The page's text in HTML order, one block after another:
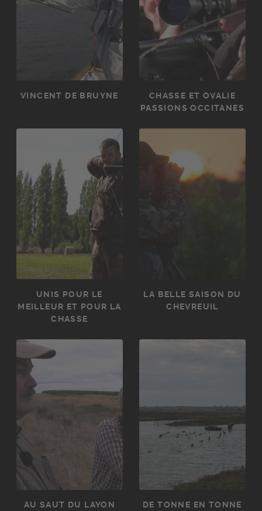
VINCENT DE BRUYNE
CHASSE ET OVALIE
PASSIONS OCCITANES
UNIS POUR LE
MEILLEUR ET POUR LA
CHASSE
LA BELLE SAISON DU
CHEVREUIL
AU SAUT DU LAYON DE TONNE EN TONNE